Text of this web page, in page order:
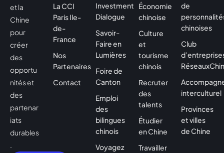
et la
Chine
pour
créer
des
opportu
nités et
des
partenar
iats
durables
.
La CCI
Paris Ile-
de-
France
Nos
Partenaires
Contact
Investment
Dialogue
Savoir-
Faire en
Lumières
Foire de
Canton
Emploi
des
bilingues
chinois
Voyagez
Économie
chinoise
Culture
et
tourisme
chinois
Recruter
des
talents
Étudier
en Chine
Travailler
de
chinoises
Club
interculturel
Provinces
et villes
de Chine